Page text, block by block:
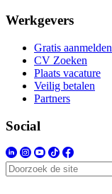
Werkgevers
Gratis aanmelden
CV Zoeken
Plaats vacature
Veilig betalen
Partners
Social